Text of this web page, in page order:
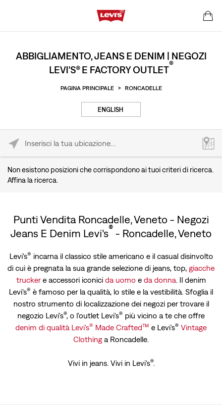
ABBIGLIAMENTO, JEANS E DENIM | NEGOZI
LEVI’S® E FACTORY OUTLET®
PAGINA PRINCIPALE > RONCADELLE
ENGLISH
Non esistono posizioni che corrispondono ai tuoi criteri di ricerca.
Affina la ricerca.
Punti Vendita Roncadelle, Veneto - Negozi
Jeans E Denim Levi's® - Roncadelle, Veneto
Levi's® incarna il classico stile americano e il casual disinvolto
di cui è pregnata la sua grande selezione di jeans, top, giacche
truckere accessori iconici da uomo e da donna. Il denim
Levi's® è famoso per la qualità, lo stile e la vestibilità. Sfoglia il
nostro strumento di localizzazione dei negozi per trovare il
negozio Levi's®, o l'outlet Levi's® più vicino a te che offre
denim di qualità Levi's® Made Crafted™ e Levi’s® Vintage
Clothing a Roncadelle.
Vivi in jeans. Vivi in Levi's®.